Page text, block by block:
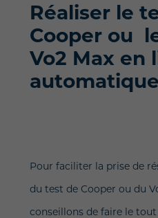
Réaliser le
Cooper ou
Vo2 Max en
Pour faciliter la prise de
du test de Cooper ou du
conseillons de faire le